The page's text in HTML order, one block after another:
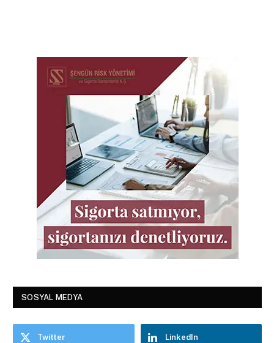
SOSYAL MEDYA
Twitter LinkedIn